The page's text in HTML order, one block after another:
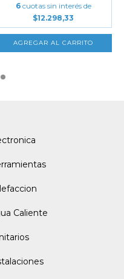
6 cuotas sin interés de
$12.298,33
Caliente